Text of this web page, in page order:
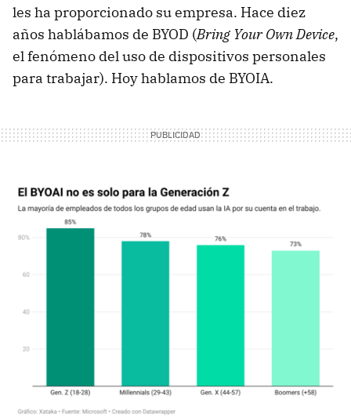
les ha proporcionado su empresa. Hace diez
años hablábamos de BYOD (Bring Your Own Device,
el fenómeno del uso de dispositivos personales
para trabajar). Hoy hablamos de BYOIA.